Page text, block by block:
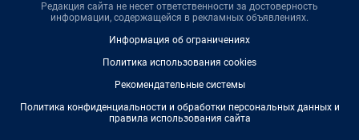
Редакция сайта не несет ответственности за достоверность
информации, содержащейся в рекламных объявлениях.
Информация об ограничениях
Политика использования cookies
Рекомендательные системы
Политика конфиденциальности и обработки персональных данных и
правила использования сайта